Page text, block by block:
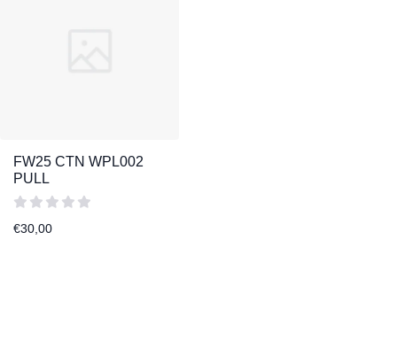
FW25 CTN WPL002
PULL
€30,00